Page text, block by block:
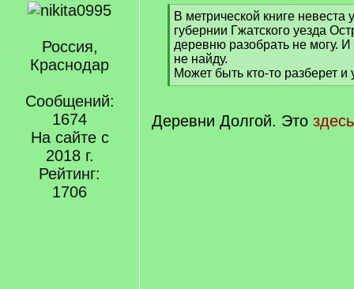
Россия,
Краснодар
Сообщений:
1674
На сайте с
2018 г.
Рейтинг:
1706
[
q
]
В метрической книге невеста
губернии Гжатского уезда
деревню разобрать не могу.
не найду.
Может быть кто-то разберет и
[
q
]
Деревни Долгой. Это